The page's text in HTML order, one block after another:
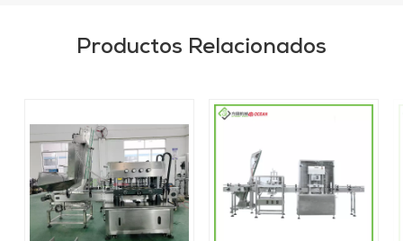
Productos Relacionados